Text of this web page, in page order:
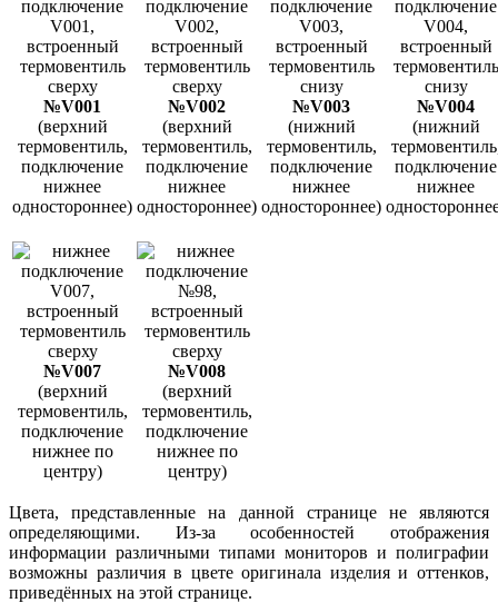
№V001
(верхний
термовентиль,
подключение
нижнее
одностороннее)
№V002
(верхний
термовентиль,
подключение
нижнее
одностороннее)
№V003
(нижний
термовентиль,
подключение
нижнее
одностороннее)
№V004
(нижний
подключение
нижнее
№V007
(верхний
термовентиль,
подключение
нижнее по
центру)
№V008
(верхний
термовентиль,
подключение
нижнее по
центру)
Цвета, представленные на данной странице не являются
определяющими. Из-за особенностей отображения
информации различными типами мониторов и полиграфии
возможны различия в цвете оригинала изделия и оттенков,
приведённых на этой странице.